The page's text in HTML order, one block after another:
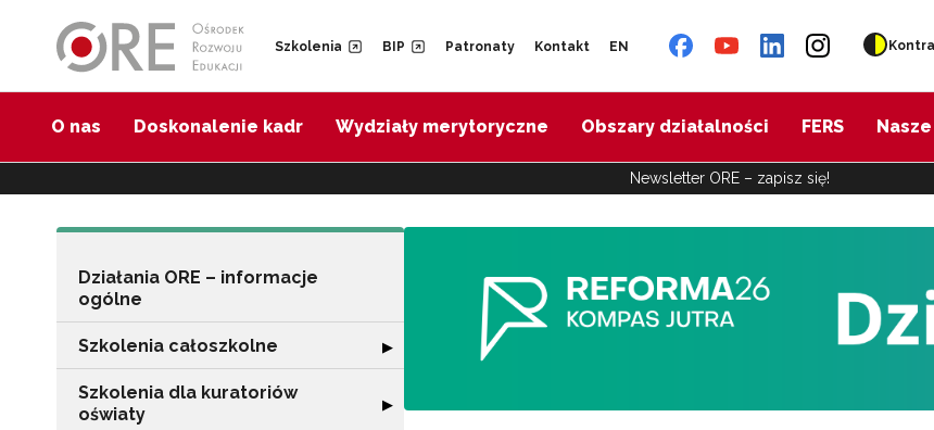
Szkolenia BIP Patronaty Kontakt EN
O nas Doskonalenie kadr Wydziały merytoryczne Obszary działalności FERS
Newsletter ORE – zapisz się!
Działania ORE – informacje
ogólne
Szkolenia całoszkolne Rozwiń sekcję "Szkolenia całoszkolne"
▶
Szkolenia dla kuratoriów
oświaty
Rozwiń sekcję "Szkolenia dla kuratoriów oświaty"
▶